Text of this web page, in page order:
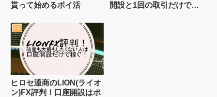
貰って始めるポイ活
開設と1回の取引だけで簡
FX
ヒロセ通商のLION(ライオ
ン)FX評判！口座開設はポ